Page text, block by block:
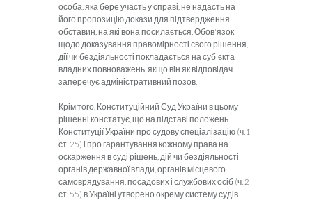
особа, яка бере участь у справі, не надасть на
його пропозицію докази для підтвердження
обставин, на які вона посилається. Обов'язок
щодо доказування правомірності свого рішення,
дії чи бездіяльності покладається на суб'єкта
владних повноважень, якщо він як відповідач
заперечує адміністративний позов.
Крім того, Конституційний Суд України в цьому
рішенні констатує, що на підставі положень
Конституції України про судову спеціалізацію (ч.1
ст. 25) і про гарантування кожному права на
оскарження в суді рішень, дій чи бездіяльності
органів державної влади, органів місцевого
самоврядування, посадових і службових осіб (ч. 2
ст. 55) в Україні утворено окрему систему судів